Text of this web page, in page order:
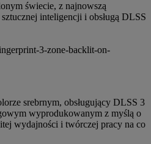
świecie, z najnowszą
inteligencji i obsługą DLSS
srebrnym, obsługujący DLSS 3
wyprodukowanym z myślą o
wydajności i twórczej pracy na co